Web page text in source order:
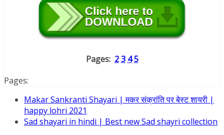
Pages: 2 3 4 5
Pages:
Makar Sankranti Shayari | मकर संक्रांति पर बेस्ट शायरी |
happy lohri 2021
Sad shayari in hindi | Best new Sad shayri collection